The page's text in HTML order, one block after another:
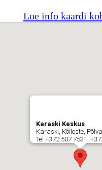
Loe info kaardi
Karaski Keskus
Karaski, Kõlleste,
Tel +372 507 7531,